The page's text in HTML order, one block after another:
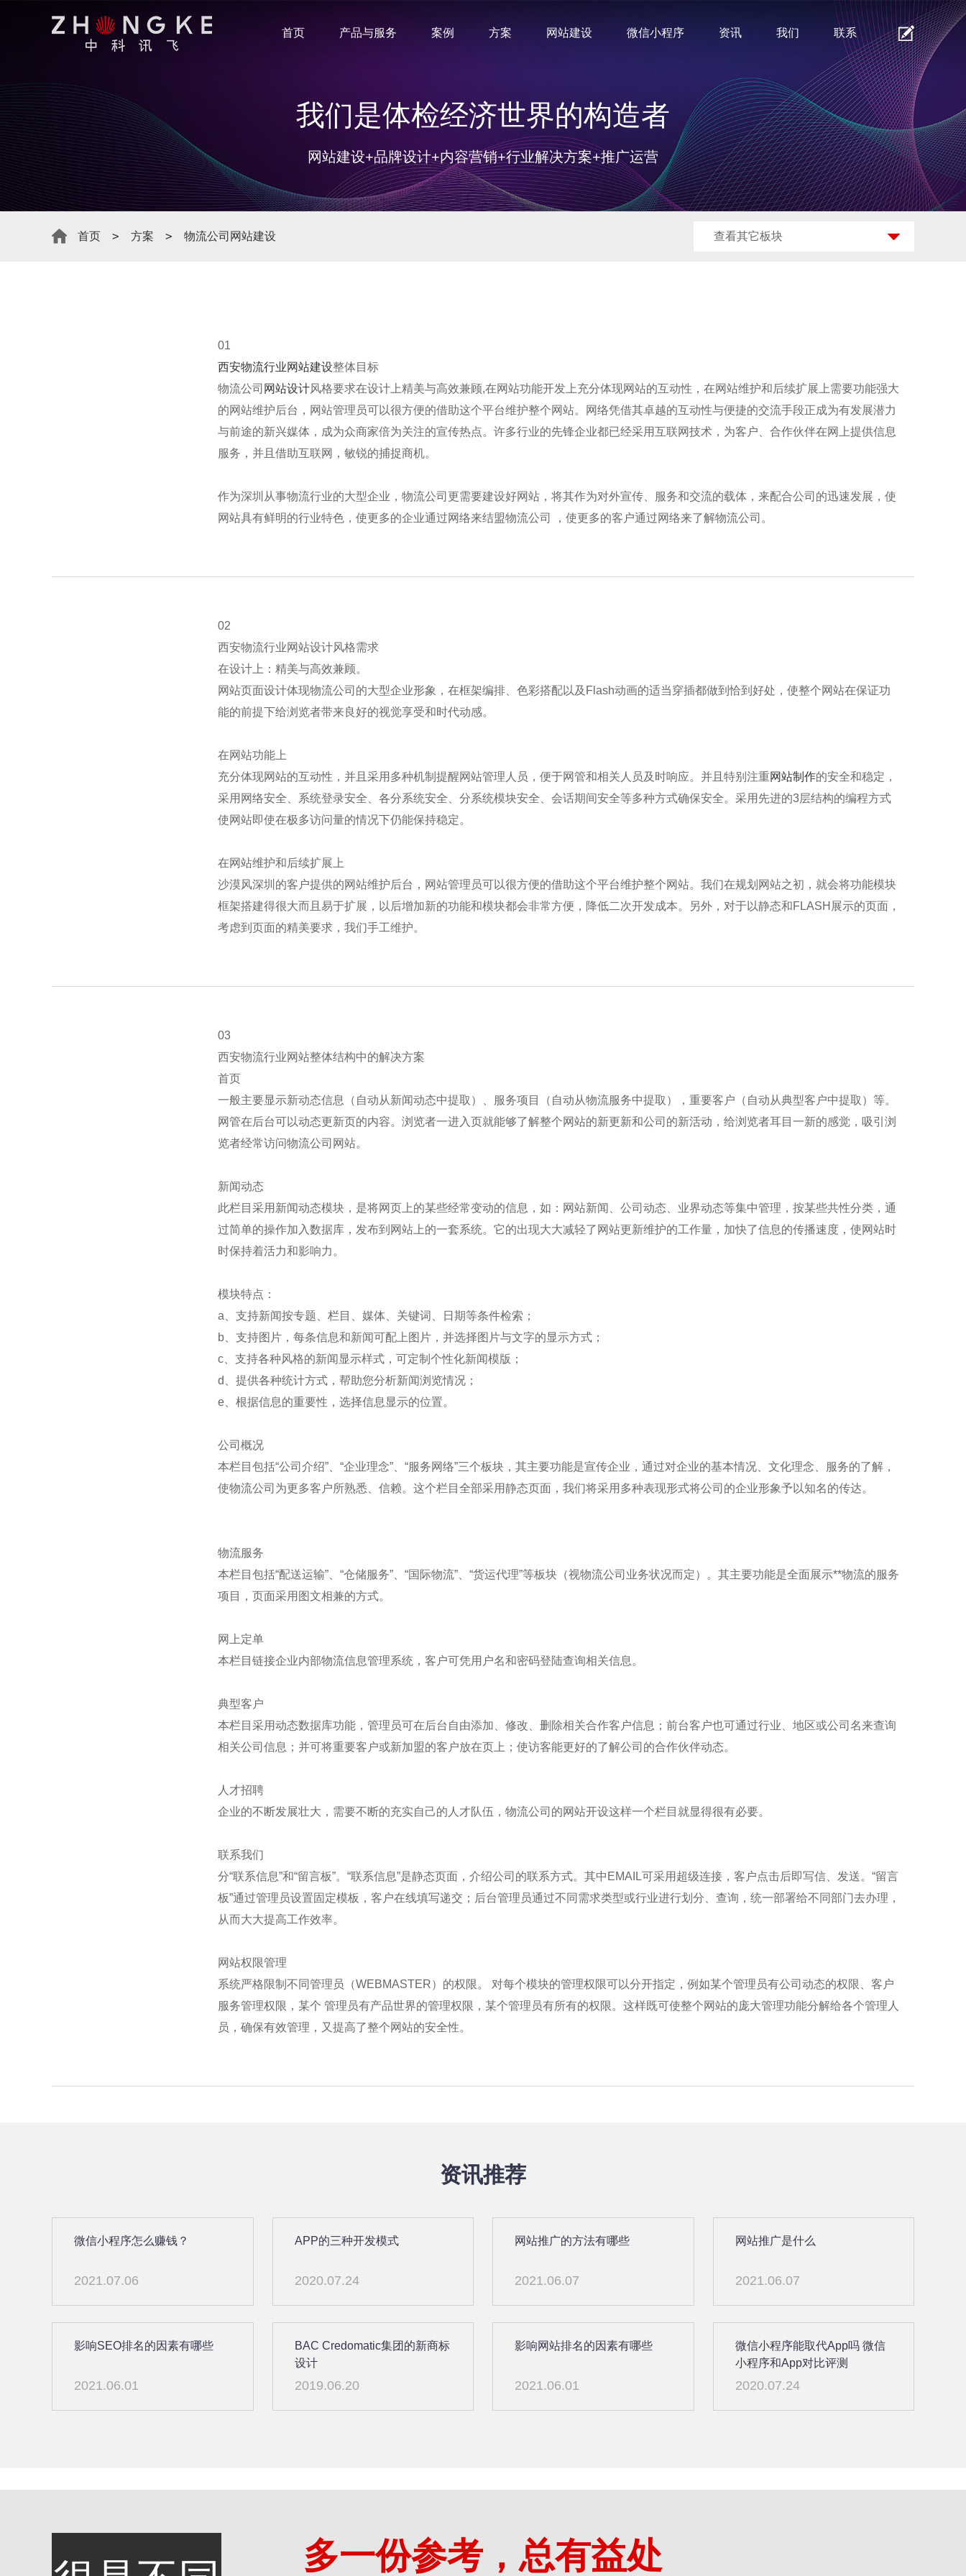
首页 产品与服务 案例 方案 网站建设 微信小程序 资讯 我们 联系
我们是体检经济世界的构造者
网站建设+品牌设计+内容营销+行业解决方案+推广运营
首页 方案 物流公司网站建设 查看其它板块
01
西安物流行业网站建设整体目标
物流公司 网站设计风格要求在设计上精美与高效兼顾,在网站功能开发上充分体现网站的互动性，在网站维护和后续扩展上需要功能强大
的网站维护后台，网站管理员可以很方便的借助这个平台维护整个网站。网络凭借其卓越的互动性与便捷的交流手段正成为有发展潜力
与前途的新兴媒体，成为众商家倍为关注的宣传热点。许多行业的先锋企业都已经采用互联网技术，为客户、合作伙伴在网上提供信息
服务，并且借助互联网，敏锐的捕捉商机。
作为深圳从事物流行业的大型企业，物流公司更需要建设好网站，将其作为对外宣传、服务和交流的载体，来配合公司的迅速发展，使
网站具有鲜明的行业特色，使更多的企业通过网络来结盟物流公司 ，使更多的客户通过网络来了解物流公司。
02
西安物流行业网站设计风格需求
在设计上：精美与高效兼顾。
网站页面设计体现物流公司的大型企业形象，在框架编排、色彩搭配以及Flash动画的适当穿插都做到恰到好处，使整个网站在保证功
能的前提下给浏览者带来良好的视觉享受和时代动感。
在网站功能上
充分体现网站的互动性，并且采用多种机制提醒网站管理人员，便于网管和相关人员及时响应。并且特别注重网站制作的安全和稳定，
采用网络安全、系统登录安全、各分系统安全、分系统模块安全、会话期间安全等多种方式确保安全。采用先进的3层结构的编程方式
使网站即使在极多访问量的情况下仍能保持稳定。
在网站维护和后续扩展上
沙漠风深圳的客户提供的网站维护后台，网站管理员可以很方便的借助这个平台维护整个网站。我们在规划网站之初，就会将功能模块
框架搭建得很大而且易于扩展，以后增加新的功能和模块都会非常方便，降低二次开发成本。另外，对于以静态和FLASH展示的页面，
考虑到页面的精美要求，我们手工维护。
03
西安物流行业网站整体结构中的解决方案
首页
一般主要显示新动态信息（自动从新闻动态中提取）、服务项目（自动从物流服务中提取），重要客户（自动从典型客户中提取）等。
网管在后台可以动态更新页的内容。浏览者一进入页就能够了解整个网站的新更新和公司的新活动，给浏览者耳目一新的感觉，吸引浏
览者经常访问物流公司网站。
新闻动态
此栏目采用新闻动态模块，是将网页上的某些经常变动的信息，如：网站新闻、公司动态、业界动态等集中管理，按某些共性分类，通
过简单的操作加入数据库，发布到网站上的一套系统。它的出现大大减轻了网站更新维护的工作量，加快了信息的传播速度，使网站时
时保持着活力和影响力。
模块特点：
a、支持新闻按专题、栏目、媒体、关键词、日期等条件检索；
b、支持图片，每条信息和新闻可配上图片，并选择图片与文字的显示方式；
c、支持各种风格的新闻显示样式，可定制个性化新闻模版；
d、提供各种统计方式，帮助您分析新闻浏览情况；
e、根据信息的重要性，选择信息显示的位置。
公司概况
本栏目包括“公司介绍”、“企业理念”、“服务网络”三个板块，其主要功能是宣传企业，通过对企业的基本情况、文化理念、服务的了解，
使物流公司为更多客户所熟悉、信赖。这个栏目全部采用静态页面，我们将采用多种表现形式将公司的企业形象予以知名的传达。
物流服务
本栏目包括“配送运输”、“仓储服务”、“国际物流”、“货运代理”等板块（视物流公司业务状况而定）。其主要功能是全面展示**物流的服务
项目，页面采用图文相兼的方式。
网上定单
本栏目链接企业内部物流信息管理系统，客户可凭用户名和密码登陆查询相关信息。
典型客户
本栏目采用动态数据库功能，管理员可在后台自由添加、修改、删除相关合作客户信息；前台客户也可通过行业、地区或公司名来查询
相关公司信息；并可将重要客户或新加盟的客户放在页上；使访客能更好的了解公司的合作伙伴动态。
人才招聘
企业的不断发展壮大，需要不断的充实自己的人才队伍，物流公司的网站开设这样一个栏目就显得很有必要。
联系我们
分“联系信息”和“留言板”。“联系信息”是静态页面，介绍公司的联系方式。其中EMAIL可采用超级连接，客户点击后即写信、发送。“留言
板”通过管理员设置固定模板，客户在线填写递交；后台管理员通过不同需求类型或行业进行划分、查询，统一部署给不同部门去办理，
从而大大提高工作效率。
网站权限管理
系统严格限制不同管理员（WEBMASTER）的权限。 对每个模块的管理权限可以分开指定，例如某个管理员有公司动态的权限、客户
服务管理权限，某个 管理员有产品世界的管理权限，某个管理员有所有的权限。这样既可使整个网站的庞大管理功能分解给各个管理人
员，确保有效管理，又提高了整个网站的安全性。
资讯推荐
微信小程序怎么赚钱？
2021.07.06
APP的三种开发模式
2020.07.24
网站推广的方法有哪些
2021.06.07
网站推广是什么
2021.06.07
影响SEO排名的因素有哪些
2021.06.01
BAC Credomatic集团的新商标
设计
2019.06.20
影响网站排名的因素有哪些
2021.06.01
微信小程序能取代App吗 微信
小程序和App对比评测
2020.07.24
多一份参考，总有益处